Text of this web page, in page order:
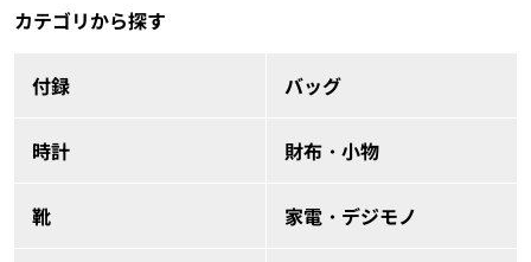
カテゴリから探す
付録 バッグ
時計 財布・小物
靴 家電・デジモノ